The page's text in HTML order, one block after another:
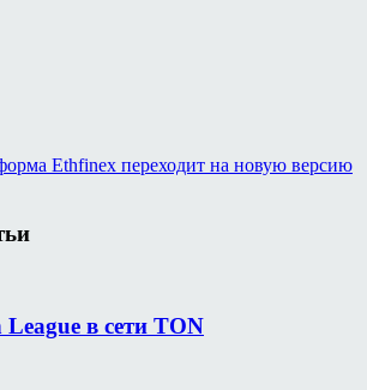
Ethfinex переходит на новую версию
в сети TON